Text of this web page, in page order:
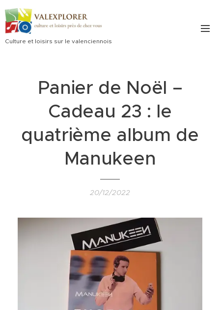
Culture et loisirs sur le valenciennois
Panier de Noël –
Cadeau 23 : le
quatrième album de
Manukeen
20/12/2022